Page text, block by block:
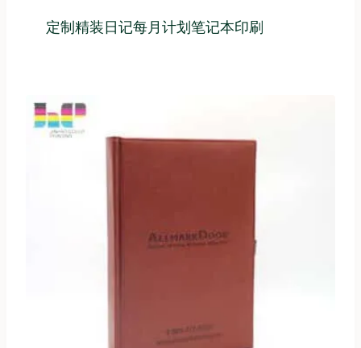
定制精装日记每月计划笔记本印刷